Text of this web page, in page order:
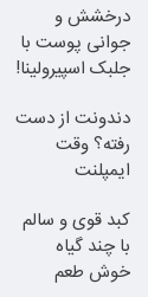
درخشش و
جوانی پوست با
جلبک اسپیرولینا!
تخفیف ویژه
دندونت از دست
رفته؟ وقت
ایمپلنت
کبد قوی و سالم
با چند گیاه
خوش طعم